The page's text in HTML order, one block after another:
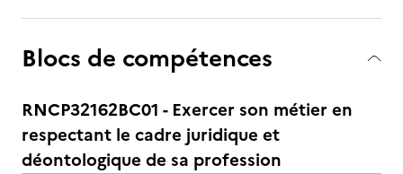
Blocs de compétences
RNCP32162BC01 - Exercer son métier en
respectant le cadre juridique et
déontologique de sa profession